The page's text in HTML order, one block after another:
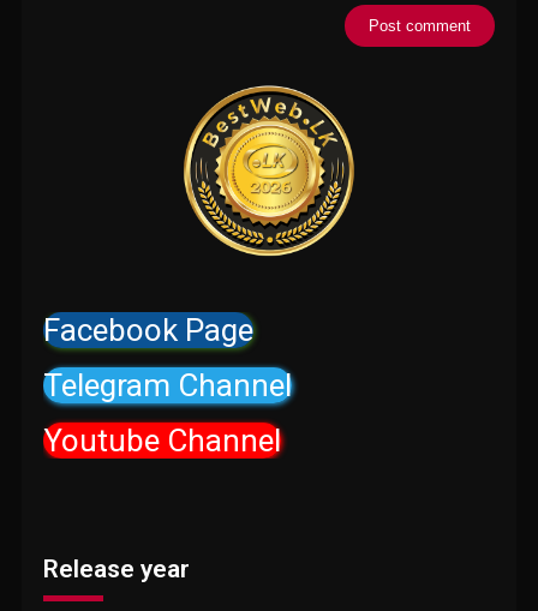
Facebook Page
Telegram Channel
Youtube Channel
Release year